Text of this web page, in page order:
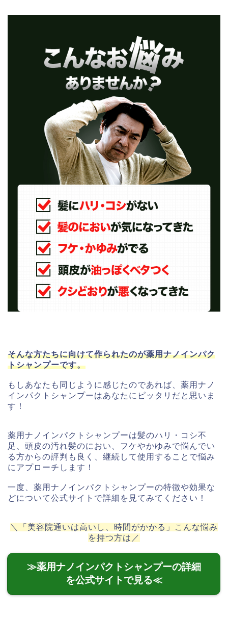
そんな方たちに向けて作られたのが薬用ナノインパク
トシャンプーです。
もしあなたも同じように感じたのであれば、薬用ナノ
インパクトシャンプーはあなたにピッタリだと思いま
す！
薬用ナノインパクトシャンプーは髪のハリ・コシ不
足、頭皮の汚れ髪のにおい、フケやかゆみで悩んでい
る方からの評判も良く、継続して使用することで悩み
にアプローチします！
一度、薬用ナノインパクトシャンプーの特徴や効果な
どについて公式サイトで詳細を見てみてください！
＼「美容院通いは高いし、時間がかかる」こんな悩み
を持つ方は／
≫薬用ナノインパクトシャンプーの詳細
を公式サイトで見る≪